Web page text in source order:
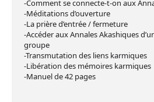
-Comment se connecte-t-on aux
-Méditations d’ouverture
-La prière d’entrée / fermeture
-Accéder aux Annales Akashiques
groupe
-Transmutation des liens karmiques
-Libération des mémoires karmiques
-Manuel de 42 pages